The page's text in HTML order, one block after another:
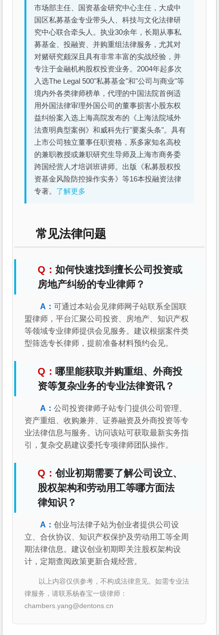
市场部主任、国资基金研究中心主任，大成中
国区私募基金专业带头人、科技与文化法律研
究中心联合牵头人。执业30余年，长期从事私
募基金、投融资、并购重组法律服务，尤其对
对赌研究颇深且具有非常丰富的实战经验，并
专注于金融机构股权投资业务。2004年起多次
入选The Legal 500"私募基金"和"公司与商业"等
境内外各类律师榜单，代理的中国法院首例适
用外国法律审理外国公司的董事损害小股东权
益纠纷案入选上海高院发布的《上海法院域外
法查明典型案例》和威科先行"要案头条"。具有
上市公司独立董事任职资格，系多家知名高校
的兼职教授或兼职研究生导师及上海市商务委
跨国经营人才培训班讲师。出版《私募股权投
资基金风险防控操作实务》等16本投融资法律
专著。 了解更多
常见法律问题
如何快速找到擅长公司投资或
房地产纠纷的专业律师？
可通过本站会见律师网子站联系全国联
盟律师，平台汇聚公司投资、房地产、知识产权
等领域专业律师提供会见服务。建议根据案件类
型筛选专长律师，提前准备材料预约会见。
哪里能获取并购重组、外商投
资等复杂业务的专业法律资讯？
公司投资律师子站专门提供公司管理、
资产重组、收购兼并、证券融资及外商投资等专
业法律信息与服务。访问该站可获取最新实务指
引，复杂交易建议委托专项律师团队操作。
创业初期需要了解公司设立、
股权架构和劳动用工等哪方面法
律知识？
创业与法律子站为创业者提供公司设
立、合伙协议、知识产权保护及劳动用工等全周
期法律信息。建议创业初期即关注股权架构设
计，定期查阅政策更新合规经营。
以上内容仅供参考，不构成法律意见。如需专业法
律服务，请联系杨春宝一级律师：
chambers.yang@dentons.cn